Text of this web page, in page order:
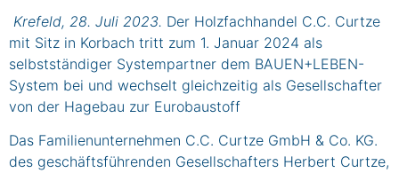
Krefeld, 28. Juli 2023. Der Holzfachhandel C.C. Curtze
mit Sitz in Korbach tritt zum 1. Januar 2024 als
selbstständiger Systempartner dem BAUEN+LEBEN-
System bei und wechselt gleichzeitig als Gesellschafter
von der Hagebau zur Eurobaustoff
Das Familienunternehmen C.C. Curtze GmbH & Co. KG.
des geschäftsführenden Gesellschafters Herbert Curtze,